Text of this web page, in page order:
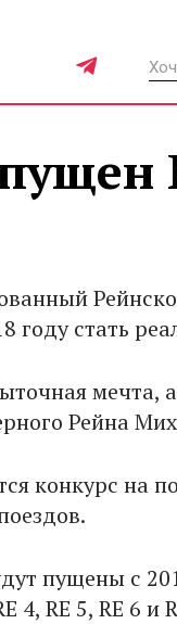
году стать
мечта,
Рейна
конкурс на
пущены с
4, RE 5, RE 6 и